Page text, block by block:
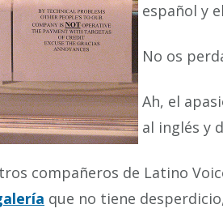
español y
No os
Ah, el
al inglés y
compañeros de Latino
que no tiene